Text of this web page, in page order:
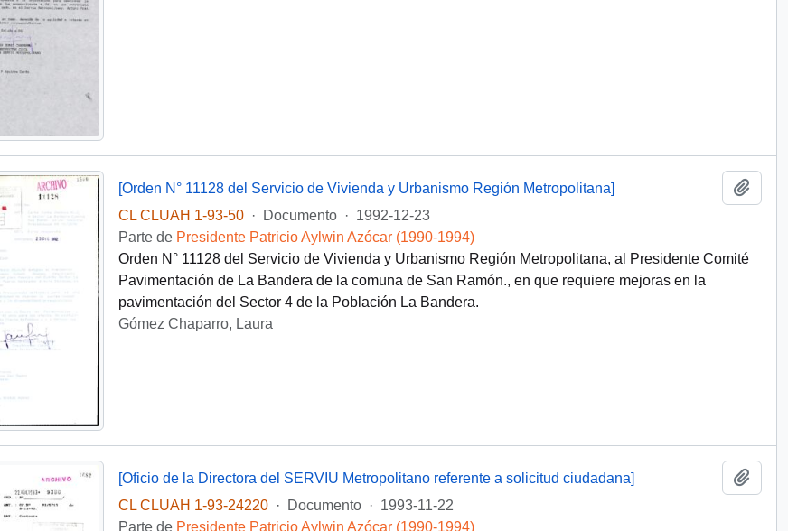
[Orden N° 11128 del Servicio de Vivienda y Urbanismo Región Metropolitana]
CL CLUAH 1-93-50
· Documento · 1992-12-23
Parte de Presidente Patricio Aylwin Azócar (1990-1994)
Orden N° 11128 del Servicio de Vivienda y Urbanismo Región Metropolitana, al Presidente Comité
Pavimentación de La Bandera de la comuna de San Ramón., en que requiere mejoras en la
pavimentación del Sector 4 de la Población La Bandera.
Gómez Chaparro, Laura
[Oficio de la Directora del SERVIU Metropolitano referente a solicitud ciudadana]
CL CLUAH 1-93-24220
· Documento · 1993-11-22
Parte de Presidente Patricio Aylwin Azócar (1990-1994)